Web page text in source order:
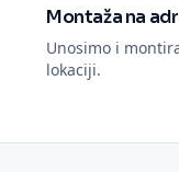
Montaža na
Unosimo i
lokaciji.